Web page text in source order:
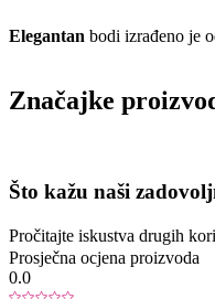
Elegantan bodi izrađeno je
Značajke
Što kažu naši
Pročitajte iskustva drugih
Prosječna ocjena proizvoda
0.0